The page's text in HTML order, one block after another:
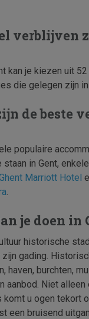
verblijven
kan je kiezen uit 52
die gelegen zijn in
de beste
populaire
in Gent,
Marriott Hotel
.
je doen in
historische
gading.
haven, burchten,
aanbod. Niet alleen
komt u ogen tekort
een bruisend